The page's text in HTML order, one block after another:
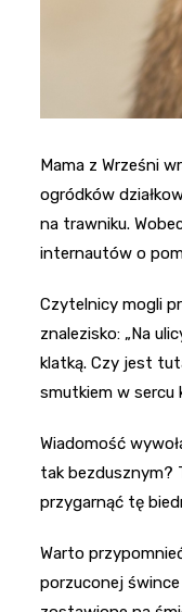
Mama z Wrześni
ogródków
na trawniku.
internautów o
Czytelnicy mogli
znalezisko: „Na
klatką. Czy jest
smutkiem w sercu
Wiadomość
tak bezdusznym?
przygarnąć tę
Warto
porzuconej